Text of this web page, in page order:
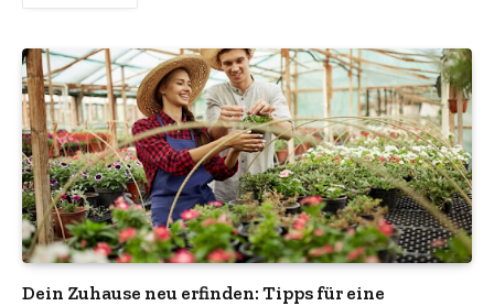
Dein Zuhause neu erfinden: Tipps für eine